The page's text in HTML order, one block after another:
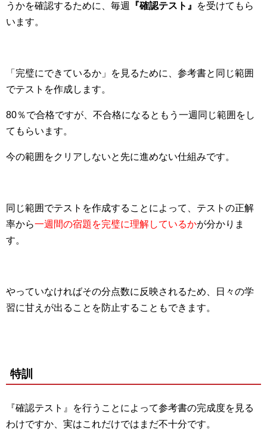
うかを確認するために、毎週
『確認テスト』
を受けてもら
います。
「完璧にできているか」を見るために、参考書と同じ範囲
でテストを作成します。
80％で合格ですが、不合格になるともう一週同じ範囲をし
てもらいます。
今の範囲をクリアしないと先に進めない仕組みです。
同じ範囲でテストを作成することによって、テストの正解
率から一週間の宿題を完璧に理解しているかが分かりま
す。
やっていなければその分点数に反映されるため、日々の学
習に甘えが出ることを防止することもできます。
特訓
『確認テスト』を行うことによって参考書の完成度を見る
わけですか、実はこれだけではまだ不十分です。